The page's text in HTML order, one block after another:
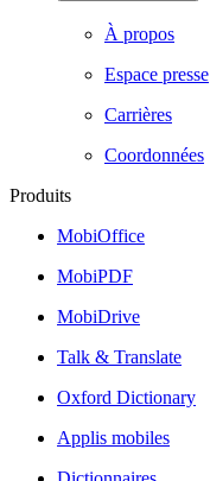
À propos
Espace presse
Carrières
Coordonnées
Produits
MobiOffice
MobiPDF
MobiDrive
Talk & Translate
Oxford Dictionary
Applis mobiles